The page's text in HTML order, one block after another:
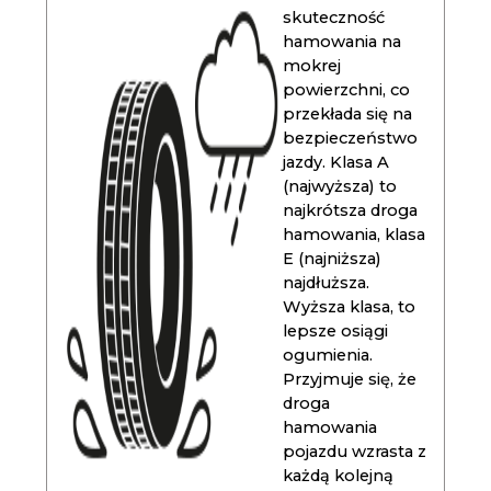
skuteczność
hamowania na
mokrej
powierzchni, co
przekłada się na
bezpieczeństwo
jazdy. Klasa A
(najwyższa) to
najkrótsza droga
hamowania, klasa
E (najniższa)
najdłuższa.
Wyższa klasa, to
lepsze osiągi
ogumienia.
Przyjmuje się, że
droga
hamowania
pojazdu wzrasta z
każdą kolejną